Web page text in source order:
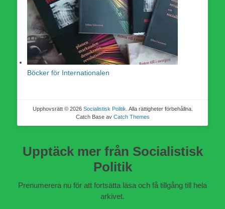
Böcker för Internationalen
Upphovsrätt © 2026 Socialistisk Politik . Alla rättigheter förbehållna.
Catch Base av Catch Themes
Upptäck mer från Socialistisk
Politik
Prenumerera nu för att fortsätta läsa och få tillgång till hela
arkivet.